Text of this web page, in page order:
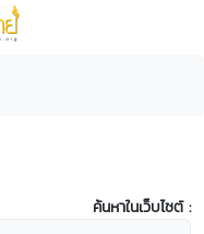
ค้นหาในเว็บไซต์ :